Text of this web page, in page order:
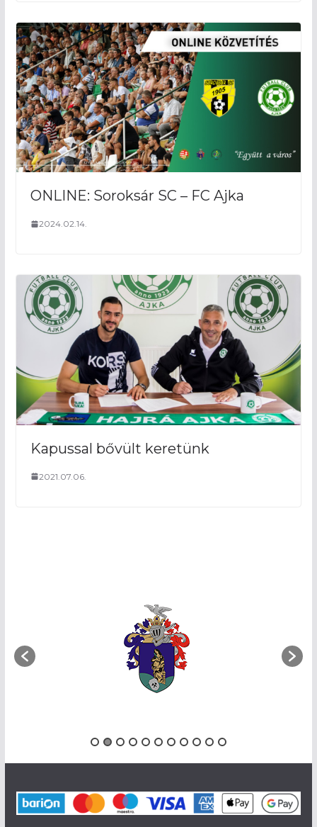
ONLINE: Soroksár SC – FC Ajka
2024.02.14.
Kapussal bővült keretünk
2021.07.06.